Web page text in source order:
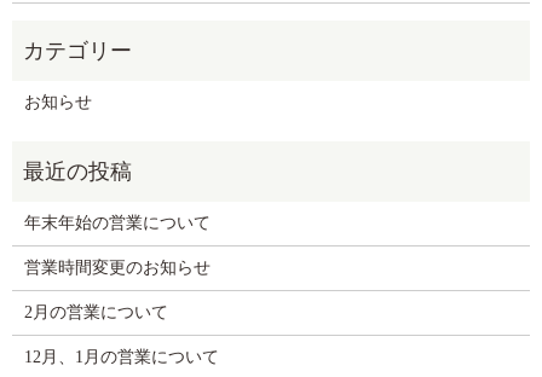
お知らせ
年末年始の営業について
営業時間変更のお知らせ
2月の営業について
12月、1月の営業について